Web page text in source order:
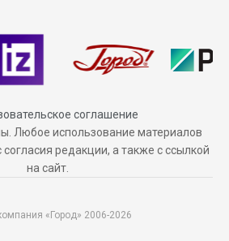
соглашение
Любое использование материалов
согласия редакции, а также с ссылкой
на сайт.
«Город» 2006-2026